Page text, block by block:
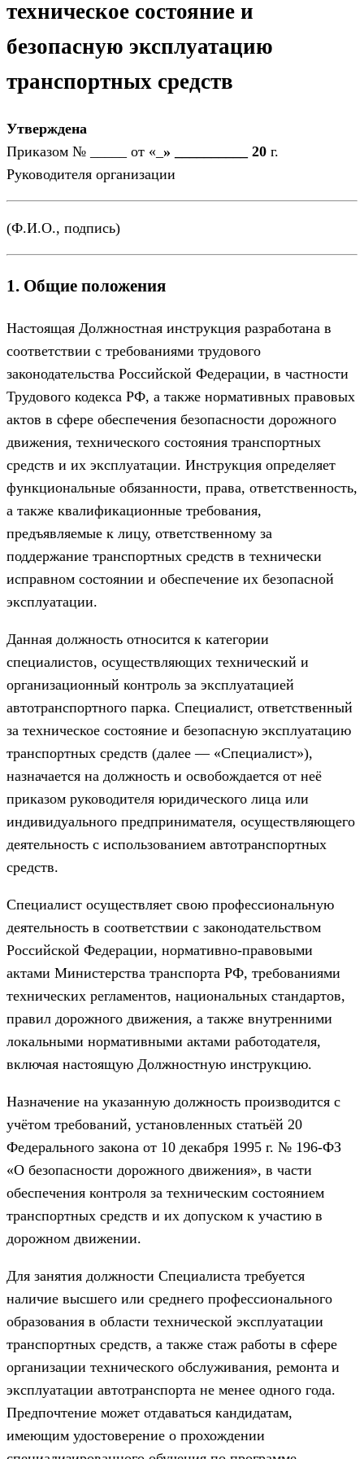
техническое состояние и
безопасную эксплуатацию
транспортных средств
Утверждена
Приказом № _____ от «_ » __________ 20 г.
Руководителя организации
(Ф.И.О., подпись)
1. Общие положения
Настоящая Должностная инструкция разработана в
соответствии с требованиями трудового
законодательства Российской Федерации, в частности
Трудового кодекса РФ, а также нормативных правовых
актов в сфере обеспечения безопасности дорожного
движения, технического состояния транспортных
средств и их эксплуатации. Инструкция определяет
функциональные обязанности, права, ответственность,
а также квалификационные требования,
предъявляемые к лицу, ответственному за
поддержание транспортных средств в технически
исправном состоянии и обеспечение их безопасной
эксплуатации.
Данная должность относится к категории
специалистов, осуществляющих технический и
организационный контроль за эксплуатацией
автотранспортного парка. Специалист, ответственный
за техническое состояние и безопасную эксплуатацию
транспортных средств (далее — «Специалист»),
назначается на должность и освобождается от неё
приказом руководителя юридического лица или
индивидуального предпринимателя, осуществляющего
деятельность с использованием автотранспортных
средств.
Специалист осуществляет свою профессиональную
деятельность в соответствии с законодательством
Российской Федерации, нормативно-правовыми
актами Министерства транспорта РФ, требованиями
технических регламентов, национальных стандартов,
правил дорожного движения, а также внутренними
локальными нормативными актами работодателя,
включая настоящую Должностную инструкцию.
Назначение на указанную должность производится с
учётом требований, установленных статьёй 20
Федерального закона от 10 декабря 1995 г. № 196-ФЗ
«О безопасности дорожного движения», в части
обеспечения контроля за техническим состоянием
транспортных средств и их допуском к участию в
дорожном движении.
Для занятия должности Специалиста требуется
наличие высшего или среднего профессионального
образования в области технической эксплуатации
транспортных средств, а также стаж работы в сфере
организации технического обслуживания, ремонта и
эксплуатации автотранспорта не менее одного года.
Предпочтение может отдаваться кандидатам,
имеющим удостоверение о прохождении